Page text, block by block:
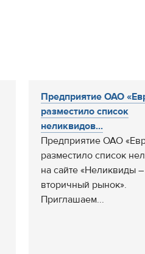
Предприятие ОАО
разместило список
неликвидов...
Предприятие ОАО
разместило список
на сайте «Неликвиды –
вторичный рынок».
Приглашаем...